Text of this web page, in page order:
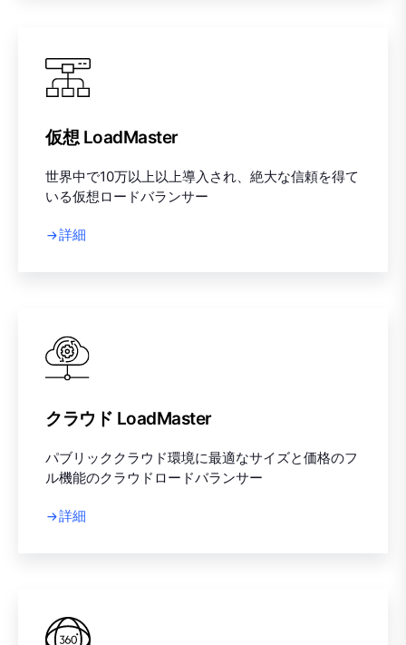
仮想 LoadMaster
世界中で10万以上以上導入され、絶大な信頼を得て
いる仮想ロードバランサー
詳細
クラウド LoadMaster
パブリッククラウド環境に最適なサイズと価格のフ
ル機能のクラウドロードバランサー
詳細